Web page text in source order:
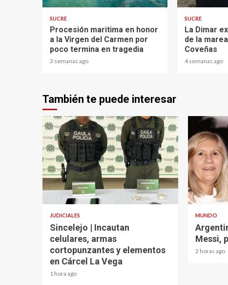
SUCRE
Procesión maritima en honor
a la Virgen del Carmen por
poco termina en tragedia
3 semanas ago
SUCRE
La Dimar
de la
Coveñas
4 semanas ago
También te puede interesar
2 min read
JUDICIALES
Sincelejo | Incautan
celulares, armas
cortopunzantes y elementos
en Cárcel La Vega
1 hora ago
2 min read
MUNDO
Messi,
2 horas ago